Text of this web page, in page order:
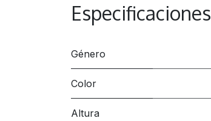
Especificaciones
Género
Color
Altura